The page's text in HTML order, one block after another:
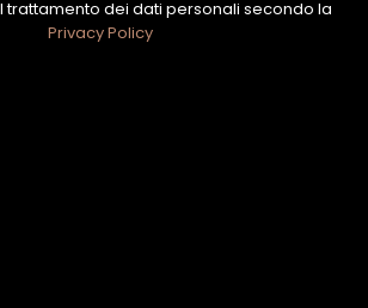
trattamento dei dati personali secondo la
Privacy Policy